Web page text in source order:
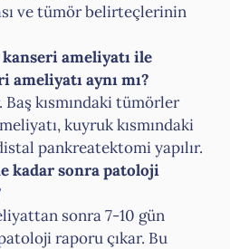
ve tümör belirteçlerinin
kanseri ameliyatı ile
aynı mı?
Baş kısmındaki tümörler
kuyruk kısmındaki
pankreatektomi yapılır.
kadar sonra patoloji
sonra 7-10 gün
raporu çıkar. Bu